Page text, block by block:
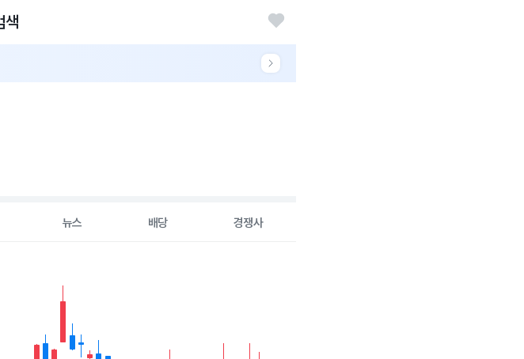
색
16~19억유로
뉴스 배당 경쟁사
2026-05-06 00:00:00 to 2026-08-05 00:00:00.
to 98.81.